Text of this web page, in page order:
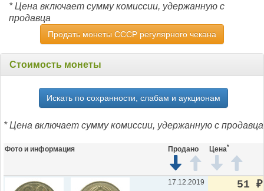
* Цена включает сумму комиссии, удержанную с
продавца
Продать монеты СССР регулярного чекана
Стоимость монеты
Искать по сохранности, слабам и аукционам
* Цена включает сумму комиссии, удержанную с продавца
Фото и информация Продано Цена*
17.12.2019 51 ₽